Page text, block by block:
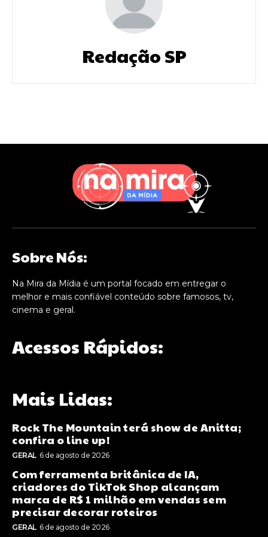
Redação SP
Sobre Nós:
Na Mira da Mídia é um portal focado em entregar o
melhor e mais confiável conteúdo sobre famosos, tv,
cinema e geral.
Acessos Rápidos:
Mais Lidas:
Rock The Mountain terá show de Anitta;
confira o line up!
GERAL 6 de agosto de 2026
Com ferramenta britânica de IA,
criadores do TikTok Shop alcançam
marca de R$ 1 milhão em vendas sem
precisar decorar roteiros
GERAL 6 de agosto de 2026